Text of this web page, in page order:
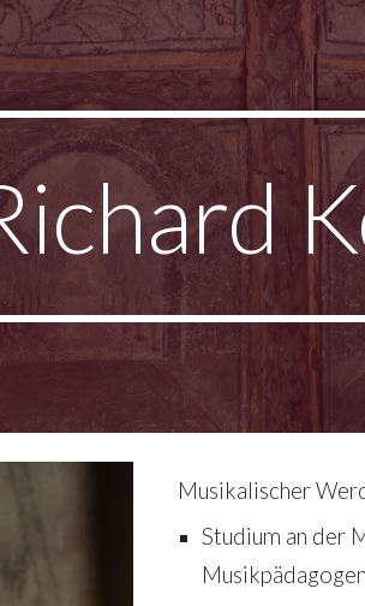
to main content
Musikalischer
Studium an der